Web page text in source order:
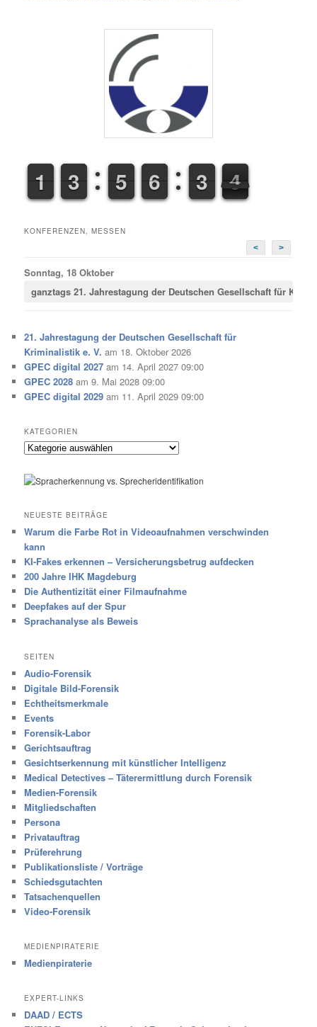
1
1
1
1 2
2
3
3 4
4
5
5 5
5
6
6 2
3
3 4
4
5
KONFERENZEN, MESSEN
<
>
Sonntag, 18 Oktober
ganztags21. Jahrestagung der Deutschen Gesellschaft für
21. Jahrestagung der Deutschen Gesellschaft für
Kriminalistik e. V. am 18. Oktober 2026
GPEC digital 2027 am 14. April 2027 09:00
GPEC 2028 am 9. Mai 2028 09:00
GPEC digital 2029 am 11. April 2029 09:00
KATEGORIEN
Kategorien
NEUESTE BEITRÄGE
Warum die Farbe Rot in Videoaufnahmen verschwinden
kann
KI-Fakes erkennen – Versicherungsbetrug aufdecken
200 Jahre IHK Magdeburg
Die Authentizität einer Filmaufnahme
Deepfakes auf der Spur
Sprachanalyse als Beweis
SEITEN
Audio-Forensik
Digitale Bild-Forensik
Echtheitsmerkmale
Events
Forensik-Labor
Gerichtsauftrag
Gesichtserkennung mit künstlicher Intelligenz
Medical Detectives – Täterermittlung durch Forensik
Medien-Forensik
Mitgliedschaften
Persona
Privatauftrag
Prüferehrung
Publikationsliste / Vorträge
Schiedsgutachten
Tatsachenquellen
Video-Forensik
MEDIENPIRATERIE
Medienpiraterie
EXPERT-LINKS
DAAD / ECTS